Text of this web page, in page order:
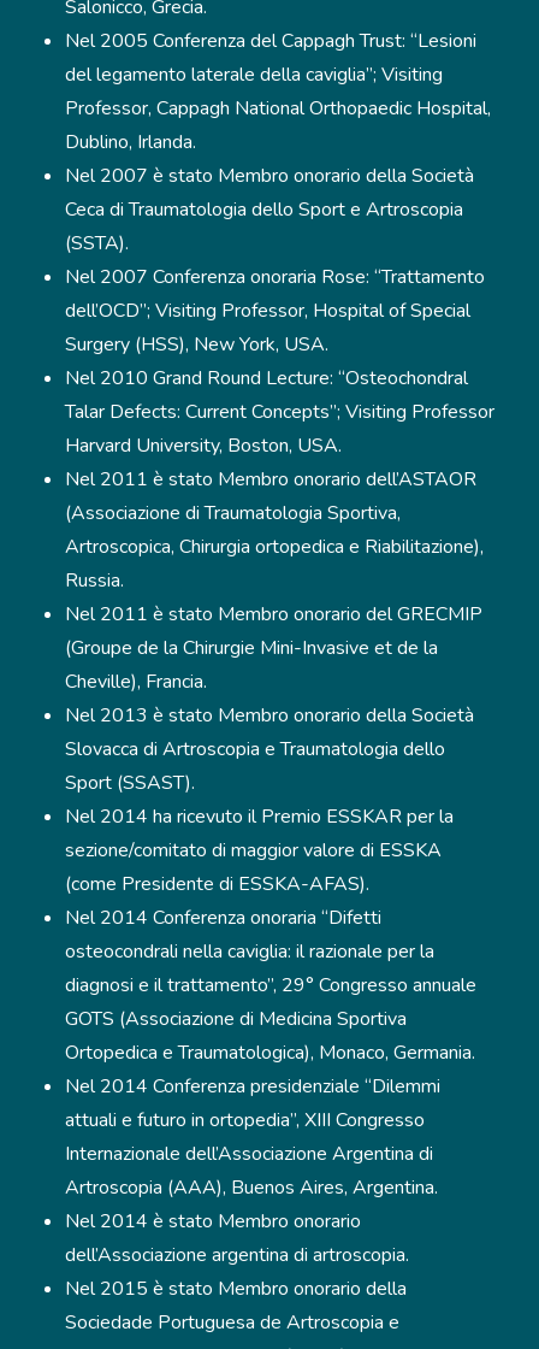
Salonicco, Grecia.
Nel 2005 Conferenza del Cappagh Trust: “Lesioni
del legamento laterale della caviglia”; Visiting
Professor, Cappagh National Orthopaedic Hospital,
Dublino, Irlanda.
Nel 2007 è stato Membro onorario della Società
Ceca di Traumatologia dello Sport e Artroscopia
(SSTA).
Nel 2007 Conferenza onoraria Rose: “Trattamento
dell’OCD”; Visiting Professor, Hospital of Special
Surgery (HSS), New York, USA.
Nel 2010 Grand Round Lecture: “Osteochondral
Talar Defects: Current Concepts”; Visiting Professor
Harvard University, Boston, USA.
Nel 2011 è stato Membro onorario dell’ASTAOR
(Associazione di Traumatologia Sportiva,
Artroscopica, Chirurgia ortopedica e Riabilitazione),
Russia.
Nel 2011 è stato Membro onorario del GRECMIP
(Groupe de la Chirurgie Mini-Invasive et de la
Cheville), Francia.
Nel 2013 è stato Membro onorario della Società
Slovacca di Artroscopia e Traumatologia dello
Sport (SSAST).
Nel 2014 ha ricevuto il Premio ESSKAR per la
sezione/comitato di maggior valore di ESSKA
(come Presidente di ESSKA-AFAS).
Nel 2014 Conferenza onoraria “Difetti
osteocondrali nella caviglia: il razionale per la
diagnosi e il trattamento”, 29° Congresso annuale
GOTS (Associazione di Medicina Sportiva
Ortopedica e Traumatologica), Monaco, Germania.
Nel 2014 Conferenza presidenziale “Dilemmi
attuali e futuro in ortopedia”, XIII Congresso
Internazionale dell’Associazione Argentina di
Artroscopia (AAA), Buenos Aires, Argentina.
Nel 2014 è stato Membro onorario
dell’Associazione argentina di artroscopia.
Nel 2015 è stato Membro onorario della
Sociedade Portuguesa de Artroscopia e